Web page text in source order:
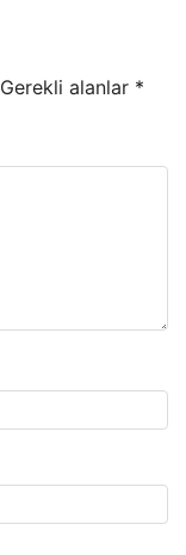
Gerekli alanlar *